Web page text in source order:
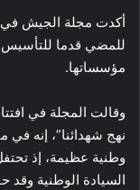
أكدت مجلة الجيش في
للمضي قدما للتأسيس
مؤسساتها.
وقالت المجلة في
نهج شهدائنا”، إنه
وطنية عظيمة، إذ
السيادة الوطنية